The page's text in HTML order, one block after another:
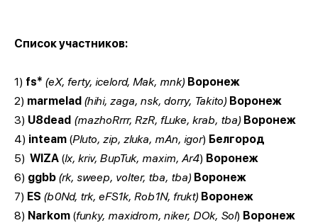
Список участников:
1) fs* (eX, ferty, icelord, Mak, mnk) Воронеж
2) marmelad (hihi, zaga, nsk, dorry, Takito) Воронеж
3) U8dead (mazhoRrrr, RzR, fLuke, krab, tba) Воронеж
4) inteam (Pluto, zip, zluka, mAn, igor) Белгород
5) WIZA (lx, kriv, BupTuk, maxim, Ar4) Воронеж
6) ggbb (rk, sweep, volter, tba, tba) Воронеж
7) ES (b0Nd, trk, eFS1k, Rob1N, frukt) Воронеж
8) Narkom (funky, maxidrom, niker, DOk, Sol) Воронеж